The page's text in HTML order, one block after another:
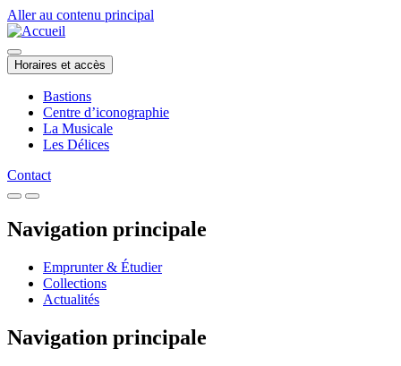
Aller au contenu principal
Horaires et accès
Bastions
Centre d’iconographie
La Musicale
Les Délices
Contact
Navigation principale
Emprunter & Étudier
Collections
Actualités
Navigation principale